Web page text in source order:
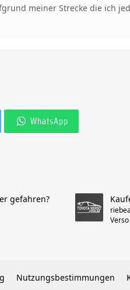
meiner Strecke die ich
WhatsApp
gefahren?
Nutzungsbestimmungen